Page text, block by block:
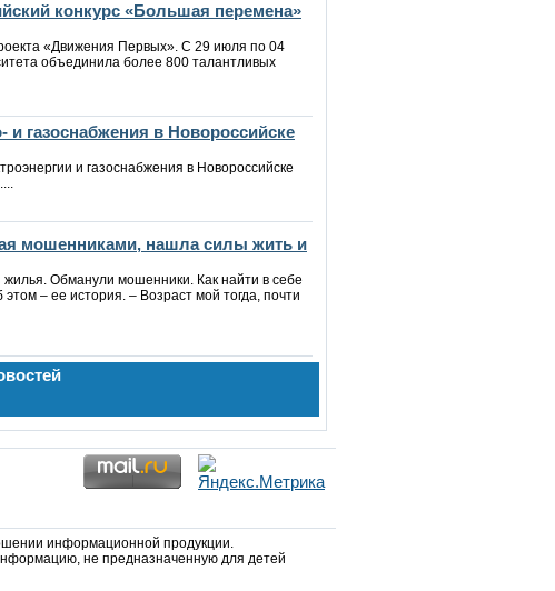
конкурс «Большая перемена»
«Движения Первых». С 29 июля по 04
объединила более 800 талантливых
и газоснабжения в Новороссийске
и газоснабжения в Новороссийске
мошенниками, нашла силы жить и
Обманули мошенники. Как найти в себе
– ее история. – Возраст мой тогда, почти
информационной продукции.
не предназначенную для детей